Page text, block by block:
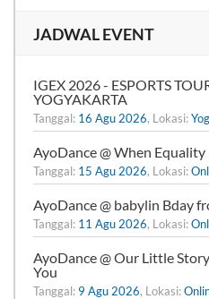
JADWAL EVENT
IGEX 2026 - ESPORTS
YOGYAKARTA
Tanggal: 16 Agu 2026, Lokasi:
AyoDance @ When
Tanggal: 15 Agu 2026, Lokasi:
AyoDance @ babylin Bday
Tanggal: 11 Agu 2026, Lokasi:
AyoDance @ Our Little
You
Tanggal: 9 Agu 2026, Lokasi: